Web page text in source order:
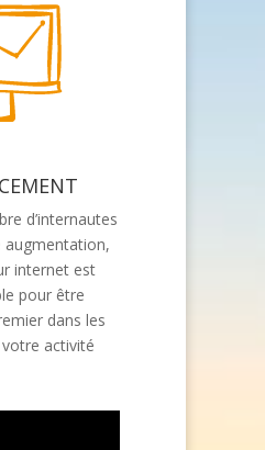
d’internautes
augmentation,
internet est
pour être
dans les
activité